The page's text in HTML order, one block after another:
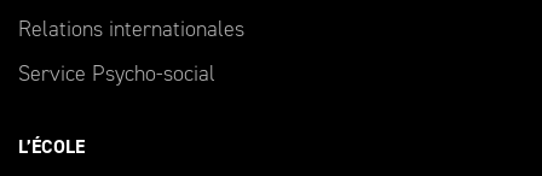
Relations internationales
Service Psycho-social
L’ÉCOLE